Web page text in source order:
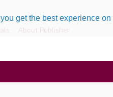
get the best experience on
About Publisher